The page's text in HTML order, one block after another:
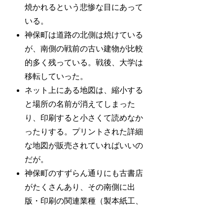
焼かれるという悲惨な目にあって
いる。
神保町は道路の北側は焼けている
が、南側の戦前の古い建物が比較
的多く残っている。戦後、大学は
移転していった。
ネット上にある地図は、縮小する
と場所の名前が消えてしまった
り、印刷すると小さくて読めなか
ったりする。プリントされた詳細
な地図が販売されていればいいの
だが。
神保町のすずらん通りにも古書店
がたくさんあり、その南側に出
版・印刷の関連業種（製本紙工、